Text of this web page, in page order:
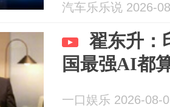
汽车乐乐说 2026-
翟东升：
国最强AI都
一口娱乐 2026-08-